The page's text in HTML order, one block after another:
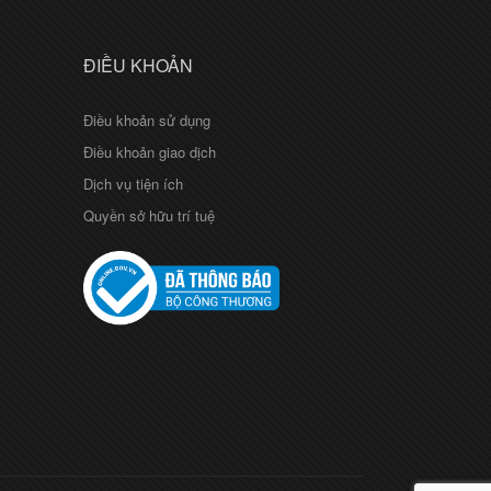
ĐIỀU KHOẢN
Điều khoản sử dụng
Điều khoản giao dịch
Dịch vụ tiện ích
Quyền sở hữu trí tuệ